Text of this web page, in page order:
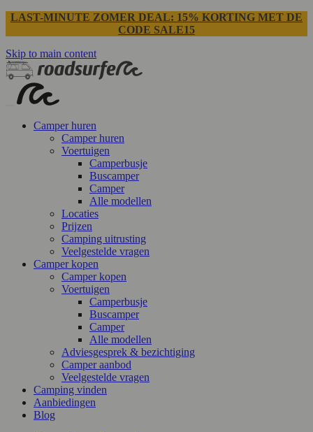
LAST-MINUTE ZOMER DEAL: 15% KORTING MET DE
CODE SALE15
Skip to main content
Camper huren
Camper huren
Voertuigen
Camperbusje
Buscamper
Camper
Alle modellen
Locaties
Prijzen
Camping uitrusting
Veelgestelde vragen
Camper kopen
Camper kopen
Voertuigen
Camperbusje
Buscamper
Camper
Alle modellen
Adviesgesprek & bezichtiging
Camper aanbod
Veelgestelde vragen
Camping vinden
Aanbiedingen
Blog